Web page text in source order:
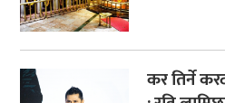
कर तिर्ने